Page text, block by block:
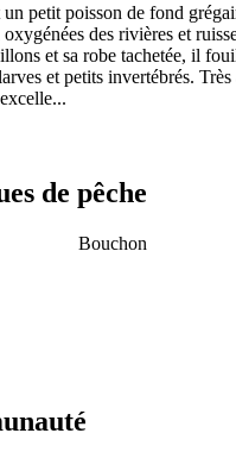
petit poisson de fond
des rivières et
et sa robe tachetée, il
et petits invertébrés.
de pêche
Bouchon